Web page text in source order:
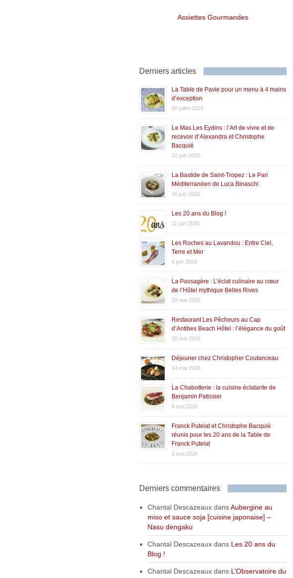
Assiettes Gourmandes
Derniers articles
La Table de Pavie pour un menu à 4 mains
d’exception
20 juillet 2026
Le Mas Les Eydins : l’Art de vivre et de
recevoir d’Alexandra et Christophe
Bacquié
22 juin 2026
La Bastide de Saint-Tropez : Le Pari
Méditerranéen de Luca Binaschi
16 juin 2026
Les 20 ans du Blog !
11 juin 2026
Les Roches au Lavandou : Entre Ciel,
Terre et Mer
4 juin 2026
La Passagère : L’éclat culinaire au cœur
de l’Hôtel mythique Belles Rives
29 mai 2026
Restaurant Les Pêcheurs au Cap
d’Antibes Beach Hôtel : l’élégance du goût
26 mai 2026
Déjeuner chez Christopher Coutanceau
14 mai 2026
La Chabotterie : la cuisine éclatante de
Benjamin Patissier
8 mai 2026
Franck Putelat et Christophe Bacquié
réunis pour les 20 ans de la Table de
Franck Putelat
3 mai 2026
Derniers commentaires
Chantal DescazeauxdansAubergine au
miso et sauce soja [cuisine japonaise] –
Nasu dengaku
Chantal Descazeauxdans Les 20 ans du
Blog !
Chantal Descazeauxdans L’Observatoire du